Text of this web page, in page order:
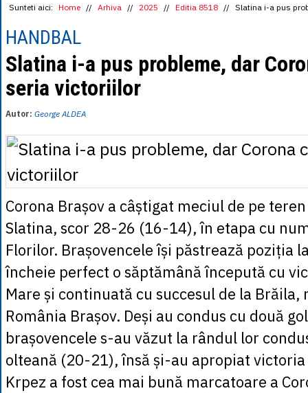
1 CNY= 0.6015
1 HUF
= 1.2223
1 INR = 0.0513
1 NZD
1 PLN= 1.1646
1 SEK= 0.4526
1 TRY= 0.1141
1 UAH
1 XDR = 5.9383
Sunteti aici: Home // Arhiva // 2025 // Editia 8518 // Slatina i-a pus
HANDBAL
Slatina i-a pus probleme, dar
seria victoriilor
Autor: George ALDEA
Corona Brașov a câștigat meciul de pe
Slatina, scor 28-26 (16-14), în etapa cu
Florilor. Brașovencele își păstrează poziția
încheie perfect o săptămână începută cu
Mare și continuată cu succesul de la Brăila,
România Brașov. Deși au condus cu două
brașovencele s-au văzut la rândul lor
olteană (20-21), însă și-au apropiat
Krpez a fost cea mai bună marcatoare a